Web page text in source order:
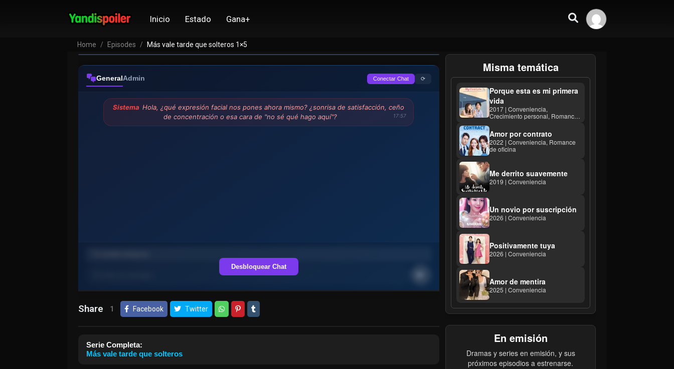
Inicio Estado Gana+
Home Episodes Más vale tarde que solteros 1×5
GeneralAdmin Conectar Chat ⟳
Sistema Hola, ¿qué expresión facial nos pones ahora mismo? ¿sonrisa de satisfacción, ceño
de concentración o esa cara de "no sé qué hago aquí"?
17:57
Desbloquear Chat
Share 1 Facebook Twitter
Serie Completa:
Más vale tarde que solteros
Misma temática
Porque esta es mi primera
vida
2017 | Conveniencia,
Crecimiento personal, Romance
Amor por contrato
2022 | Conveniencia, Romance
de oficina
Me derrito suavemente
2019 | Conveniencia
Un novio por suscripción
2026 | Conveniencia
Positivamente tuya
2026 | Conveniencia
Amor de mentira
2025 | Conveniencia
En emisión
Dramas y series en emisión, y sus
próximos episodios a estrenarse.